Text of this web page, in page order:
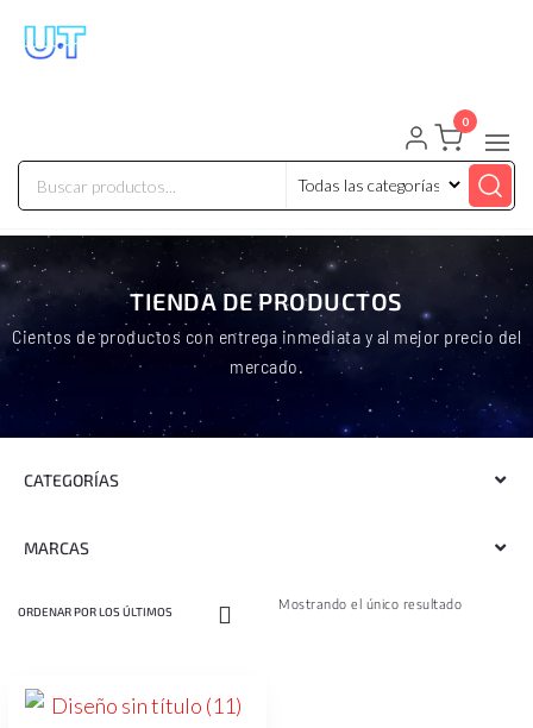
0
TIENDA DE PRODUCTOS
Cientos de productos con entrega inmediata y al mejor precio del
mercado.
CATEGORÍAS
MARCAS
Mostrando el único resultado